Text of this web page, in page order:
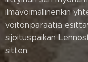
ilmavoimallinenkin
voitonparaatia
sijoituspaikan
sitten.